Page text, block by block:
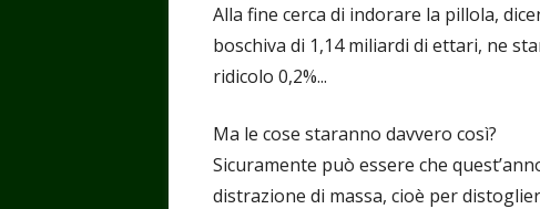
Alla fine cerca di indorare la pillola,
boschiva di 1,14 miliardi di ettari, ne
ridicolo 0,2%...
Ma le cose staranno davvero così?
Sicuramente può essere che
distrazione di massa, cioè per